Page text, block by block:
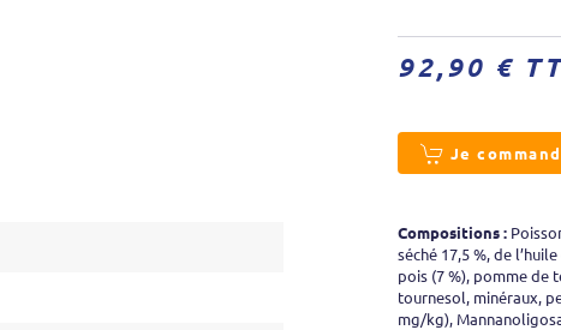
92,90 €
Je
Compositions :
séché 17,5 %, de
pois (7 %), pomme de
tournesol, minéraux,
mg/kg),